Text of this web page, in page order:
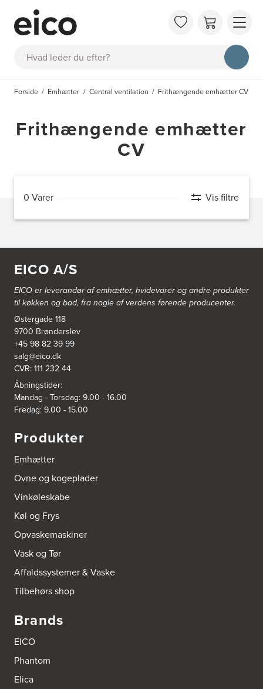
Søg
OM
FAQ
Forside Emhætter Central ventilation Frithængende emhætter CV
Frithængende emhætter
CV
0 Varer Vis filtre
EICO A/S
EICO er leverandør af emhætter, hvidevarer ogandre produkter
til køkken og bad, fra nogle af verdens førende producenter.
Østergade 118
9700 Brønderslev
+45 98 82 39 99
salg@eico.dk
CVR: 111 232 44
Åbningstider:
Mandag - Torsdag: 9.00 - 16.00
Fredag: 9.00 - 15.00
Produkter
Emhætter
Ovne og kogeplader
Vinkøleskabe
Køl og Frys
Opvaskemaskiner
Vask og Tør
Affaldssystemer & Vaske
Tilbehørs shop
Brands
EICO
Phantom
Elica